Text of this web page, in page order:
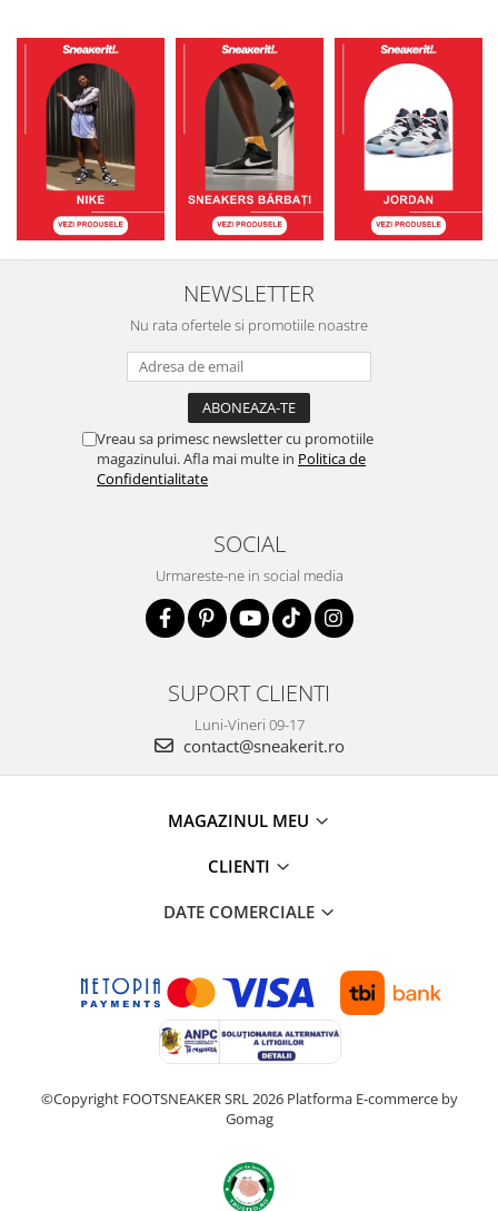
NEWSLETTER
Nu rata ofertele si promotiile noastre
Vreau sa primesc newsletter cu promotiile
magazinului. Afla mai multe in Politica de
Confidentialitate
SOCIAL
Urmareste-ne in social media
SUPORT CLIENTI
Luni-Vineri 09-17
contact@sneakerit.ro
MAGAZINUL MEU
CLIENTI
DATE COMERCIALE
©Copyright FOOTSNEAKER SRL 2026 Platforma E-commerce by
Gomag